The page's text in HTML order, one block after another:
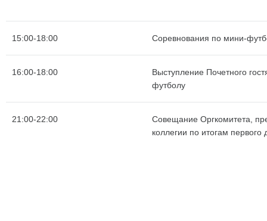
15:00-18:00 Соревнования по мини-
16:00-18:00
Выступление Почетного
футболу
21:00-22:00
Совещание Оргкомитета,
коллегии по итогам первого